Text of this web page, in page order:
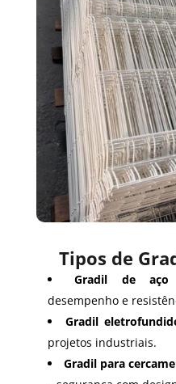
Tipos de
Gradil de aço
desempenho e
Gradil
projetos industriais.
Gradil para